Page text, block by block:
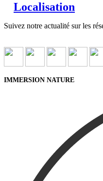
Localisation
Suivez notre actualité sur les
IMMERSION NATURE